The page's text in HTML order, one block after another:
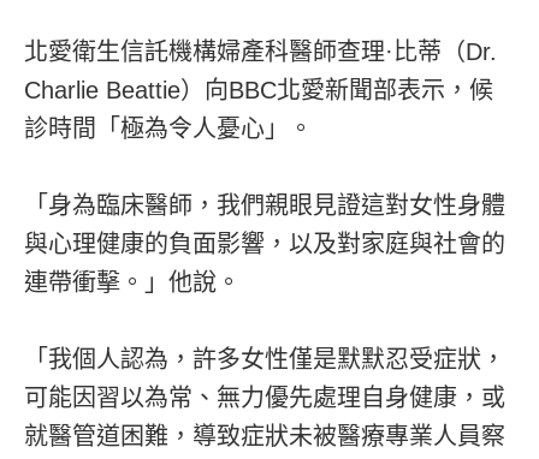
北愛衛生信託機構婦產科醫師查理·比蒂（Dr.
Charlie Beattie）向BBC北愛新聞部表示，候
診時間「極為令人憂心」。
「身為臨床醫師，我們親眼見證這對女性身體
與心理健康的負面影響，以及對家庭與社會的
連帶衝擊。」他說。
「我個人認為，許多女性僅是默默忍受症狀，
可能因習以為常、無力優先處理自身健康，或
就醫管道困難，導致症狀未被醫療專業人員察